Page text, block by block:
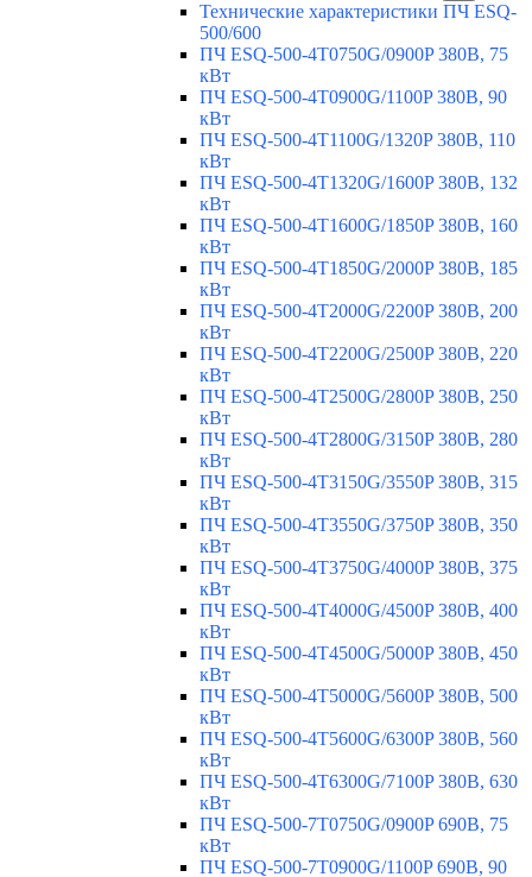
Технические характеристики ПЧ ESQ-
500/600
ПЧ ESQ-500-4T0750G/0900P 380В, 75
кВт
ПЧ ESQ-500-4T0900G/1100P 380В, 90
кВт
ПЧ ESQ-500-4T1100G/1320P 380В, 110
кВт
ПЧ ESQ-500-4T1320G/1600P 380В, 132
кВт
ПЧ ESQ-500-4T1600G/1850P 380В, 160
кВт
ПЧ ESQ-500-4T1850G/2000P 380В, 185
кВт
ПЧ ESQ-500-4T2000G/2200P 380В, 200
кВт
ПЧ ESQ-500-4T2200G/2500P 380В, 220
кВт
ПЧ ESQ-500-4T2500G/2800P 380В, 250
кВт
ПЧ ESQ-500-4T2800G/3150P 380В, 280
кВт
ПЧ ESQ-500-4T3150G/3550P 380В, 315
кВт
ПЧ ESQ-500-4T3550G/3750P 380В, 350
кВт
ПЧ ESQ-500-4T3750G/4000P 380В, 375
кВт
ПЧ ESQ-500-4T4000G/4500P 380В, 400
кВт
ПЧ ESQ-500-4T4500G/5000P 380В, 450
кВт
ПЧ ESQ-500-4T5000G/5600P 380В, 500
кВт
ПЧ ESQ-500-4T5600G/6300P 380В, 560
кВт
ПЧ ESQ-500-4T6300G/7100P 380В, 630
кВт
ПЧ ESQ-500-7T0750G/0900P 690В, 75
кВт
ПЧ ESQ-500-7T0900G/1100P 690В, 90